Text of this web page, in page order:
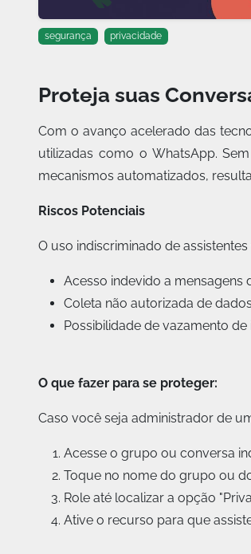
segurança privacidade
Proteja suas
Com o avanço acelerado das
utilizadas como o WhatsApp.
mecanismos automatizados,
Riscos Potenciais
O uso indiscriminado de
Acesso indevido a mensagens
Coleta não autorizada de
Possibilidade de vazamento
O que fazer para se proteger:
Caso você seja administrador de
Acesse o grupo ou conversa
Toque no nome do grupo ou
Role até localizar a opção
Ative o recurso para que